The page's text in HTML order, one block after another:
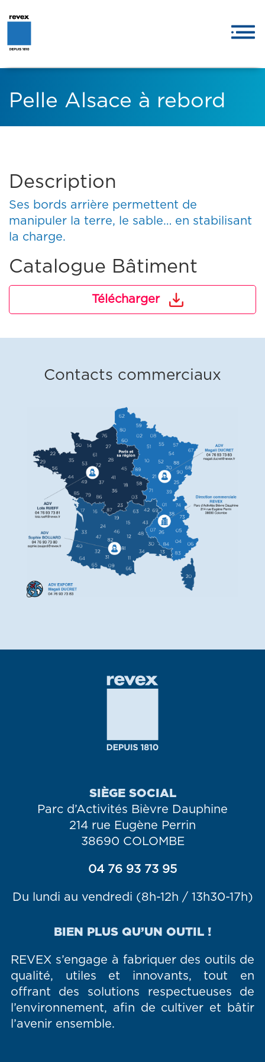
Pelle Alsace à rebord
Description
Ses bords arrière permettent de
manipuler la terre, le sable… en stabilisant
la charge.
Catalogue Bâtiment
Télécharger
Contacts commerciaux
SIÈGE SOCIAL
Parc d’Activités Bièvre Dauphine
214 rue Eugène Perrin
38690 COLOMBE
04 76 93 73 95
Du lundi au vendredi (8h-12h / 13h30-17h)
BIEN PLUS QU’UN OUTIL !
REVEX s’engage à fabriquer des outils de
qualité, utiles et innovants, tout en
offrant des solutions respectueuses de
l’environnement, afin de cultiver et bâtir
l’avenir ensemble.